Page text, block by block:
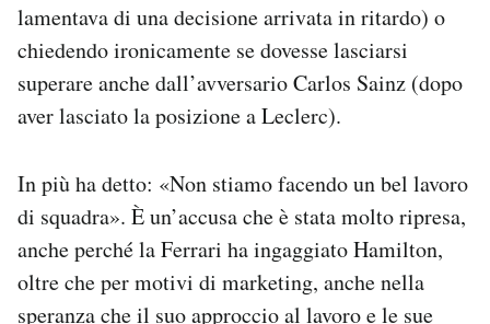
lamentava di una decisione arrivata in ritardo) o
chiedendo ironicamente se dovesse lasciarsi
superare anche dall’avversario Carlos Sainz (dopo
aver lasciato la posizione a Leclerc).
In più ha detto: «Non stiamo facendo un bel lavoro
di squadra». È un’accusa che è stata molto ripresa,
anche perché la Ferrari ha ingaggiato Hamilton,
oltre che per motivi di marketing, anche nella
speranza che il suo approccio al lavoro e le sue